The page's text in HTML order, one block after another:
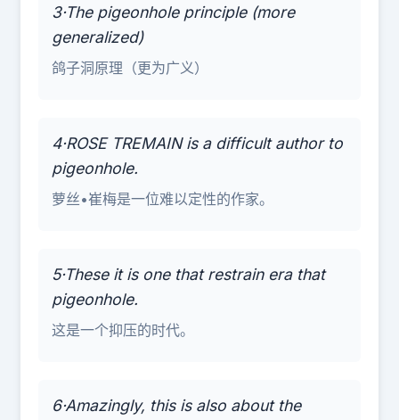
3·The pigeonhole principle (more
generalized)
鸽子洞原理（更为广义）
4·ROSE TREMAIN is a difficult author to
pigeonhole.
萝丝•崔梅是一位难以定性的作家。
5·These it is one that restrain era that
pigeonhole.
这是一个抑压的时代。
6·Amazingly, this is also about the